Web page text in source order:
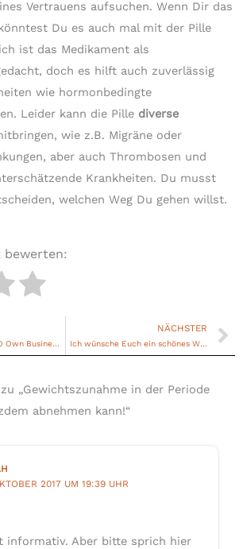
Vertrauens aufsuchen. Wenn Dir das
Du es auch mal mit der Pille
ist das Medikament als
doch es hilft auch zuverlässig
wie hormonbedingte
Leider kann die Pille diverse
wie z.B. Migräne oder
aber auch Thrombosen und
Krankheiten. Du musst
welchen Weg Du gehen willst.
bewerten:
Anzeige: Der METRO Own Business Day bietet Selbständigen eine kostenlose Promoaktion
NÄCHSTER
Ich wünsche Euch ein schönes Weihnachtsfest + kleiner Jahresrückblick
„Gewichtszunahme in der Periode
abnehmen kann!“
2017 UM 19:39 UHR
informativ. Aber bitte sprich hier